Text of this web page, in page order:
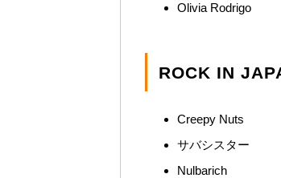
Olivia Rodrigo
ROCK IN
Creepy Nuts
サバシスター
Nulbarich